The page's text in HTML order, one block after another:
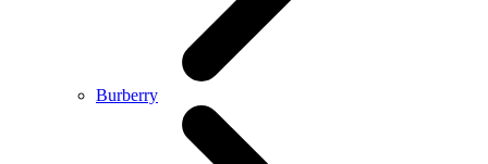
Burberry